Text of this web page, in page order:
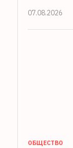
07.08.2026
ОБЩЕСТВО